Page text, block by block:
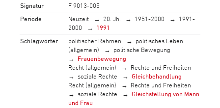
Signatur
F 9013-005
Periode
Neuzeit 20. Jh. 1951-2000
1991-
2000
1991
Schlagwörter
politischer Rahmen
politisches Leben
(allgemein)
politische Bewegung
Frauenbewegung
Recht (allgemein)
Rechte und Freiheiten
soziale Rechte
Gleichbehandlung
Recht (allgemein)
Rechte und Freiheiten
soziale Rechte
Gleichstellung von Mann
und Frau